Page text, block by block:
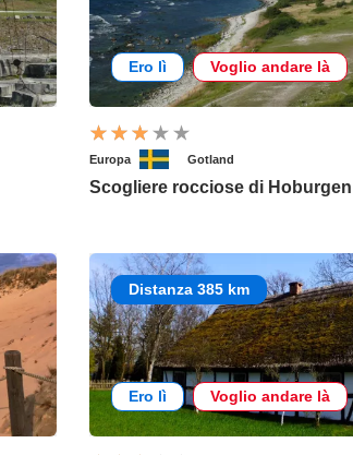
Ero lì Voglio andare là
Europa Gotland
Scogliere rocciose di Hoburgen
Distanza 385 km
Ero lì Voglio andare là